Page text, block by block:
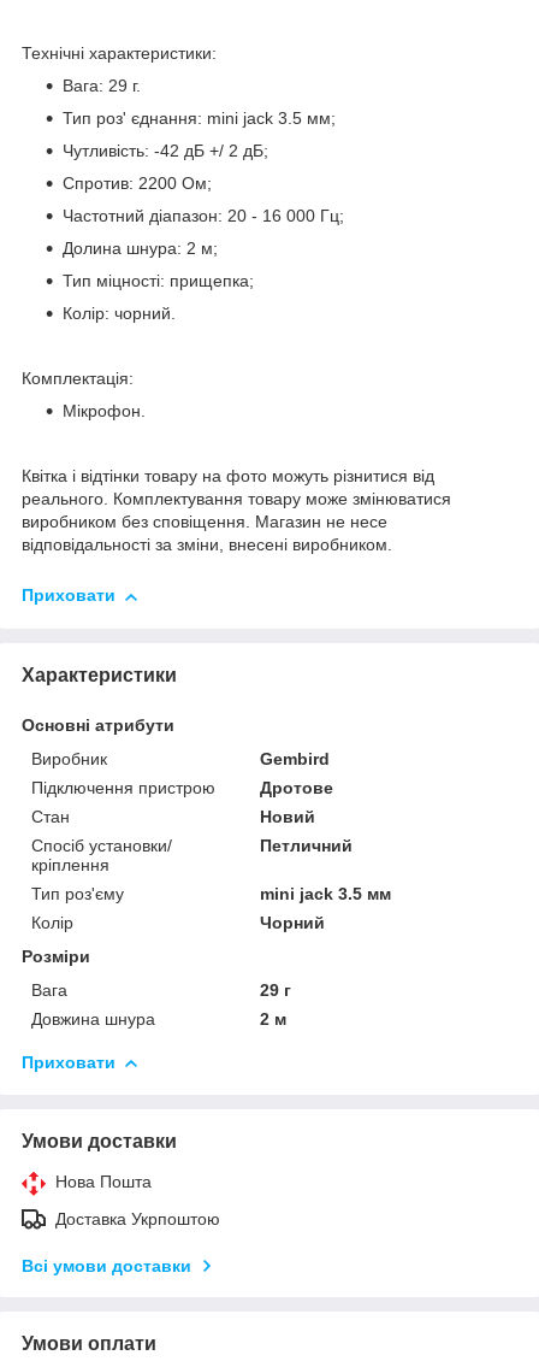
Технічні характеристики:
Вага: 29 г.
Тип роз' єднання: mini jack 3.5 мм;
Чутливість: -42 дБ +/ 2 дБ;
Спротив: 2200 Ом;
Частотний діапазон: 20 - 16 000 Гц;
Долина шнура: 2 м;
Тип міцності: прищепка;
Колір: чорний.
Комплектація:
Мікрофон.
Квітка і відтінки товару на фото можуть різнитися від
реального. Комплектування товару може змінюватися
виробником без сповіщення. Магазин не несе
відповідальності за зміни, внесені виробником.
Приховати
Характеристики
Основні атрибути
Виробник
Gembird
Підключення пристрою
Дротове
Стан
Новий
Спосіб установки/
кріплення
Петличний
Тип роз'єму
mini jack 3.5 мм
Колір
Чорний
Розміри
Вага
29 г
Довжина шнура
2 м
Приховати
Умови доставки
Нова Пошта
Доставка Укрпоштою
Всі умови доставки
Умови оплати